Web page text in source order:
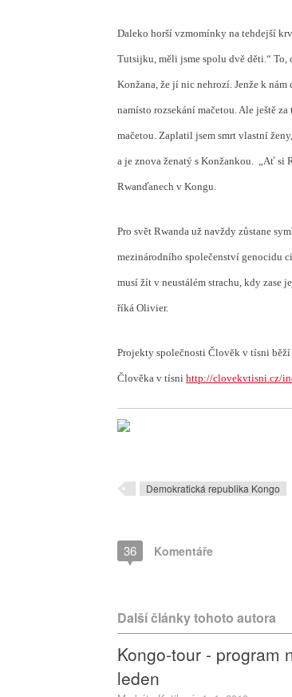
Daleko horší vzmomínky na tehdejší
Tutsijku, měli jsme spolu dvě děti.“ To,
Konžana, že jí nic nehrozí. Jenže k
namísto rozsekání mačetou. Ale ještě
mačetou. Zaplatil jsem smrt vlastní
a je znova ženatý s Konžankou. „Ať si
Rwanďanech v Kongu.
Pro svět Rwanda už navždy zůstane
mezinárodního společenství genocidu
musí žít v neustálém strachu, kdy zase
říká Olivier.
Projekty společnosti Člověk v tísni
Člověka v tísni http://clovekvtisni.cz/
Demokratická republika Kongo
36 Komentáře
Další články tohoto autora
Kongo-tour - program
leden